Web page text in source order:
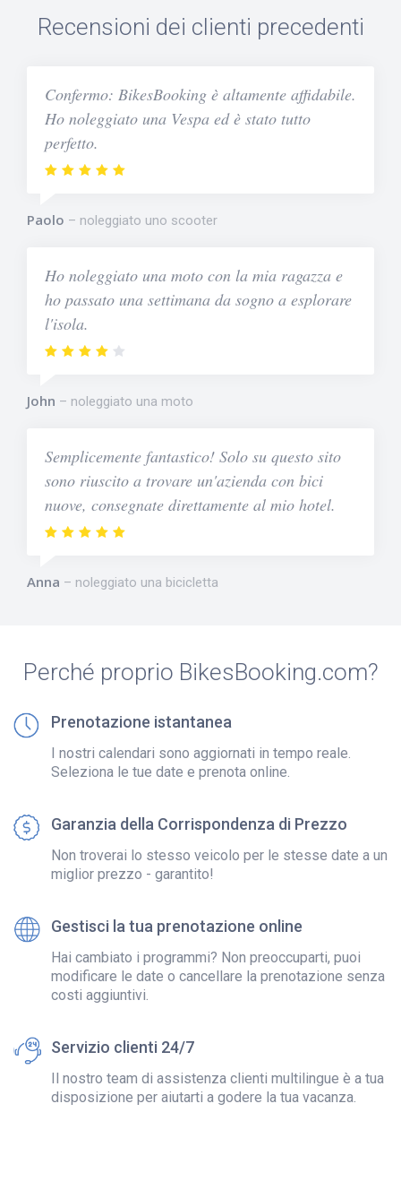
Recensioni dei clienti precedenti
Confermo: BikesBooking è altamente affidabile.
Ho noleggiato una Vespa ed è stato tutto
perfetto.
Paolo noleggiato uno scooter
Ho noleggiato una moto con la mia ragazza e
ho passato una settimana da sogno a esplorare
l'isola.
John noleggiato una moto
Semplicemente fantastico! Solo su questo sito
sono riuscito a trovare un'azienda con bici
nuove, consegnate direttamente al mio hotel.
Anna noleggiato una bicicletta
Perché proprio BikesBooking.com?
Prenotazione istantanea
I nostri calendari sono aggiornati in tempo reale.
Seleziona le tue date e prenota online.
Garanzia della Corrispondenza di Prezzo
Non troverai lo stesso veicolo per le stesse date a un
miglior prezzo - garantito!
Gestisci la tua prenotazione online
Hai cambiato i programmi? Non preoccuparti, puoi
modificare le date o cancellare la prenotazione senza
costi aggiuntivi.
Servizio clienti 24/7
Il nostro team di assistenza clienti multilingue è a tua
disposizione per aiutarti a godere la tua vacanza.